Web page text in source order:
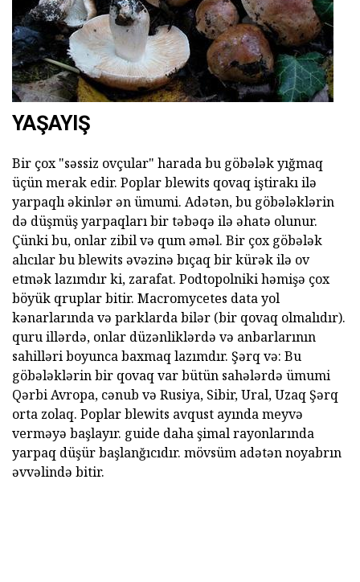
YAŞAYIŞ
Bir çox "səssiz ovçular" harada bu göbələk yığmaq
üçün merak edir. Poplar blewits qovaq iştirakı ilə
yarpaqlı əkinlər ən ümumi. Adətən, bu göbələklərin
də düşmüş yarpaqları bir təbəqə ilə əhatə olunur.
Çünki bu, onlar zibil və qum əməl. Bir çox göbələk
alıcılar bu blewits əvəzinə bıçaq bir kürək ilə ov
etmək lazımdır ki, zarafat. Podtopolniki həmişə çox
böyük qruplar bitir. Macromycetes data yol
kənarlarında və parklarda bilər (bir qovaq olmalıdır).
quru illərdə, onlar düzənliklərdə və anbarlarının
sahilləri boyunca baxmaq lazımdır. Şərq və: Bu
göbələklərin bir qovaq var bütün sahələrdə ümumi
Qərbi Avropa, cənub və Rusiya, Sibir, Ural, Uzaq Şərq
orta zolaq. Poplar blewits avqust ayında meyvə
verməyə başlayır. guide daha şimal rayonlarında
yarpaq düşür başlanğıcıdır. mövsüm adətən noyabrın
əvvəlində bitir.